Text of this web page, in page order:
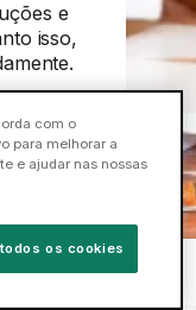
e
isso,
mobiliário
com o
para melhorar a
e ajudar nas nossas
os cookies